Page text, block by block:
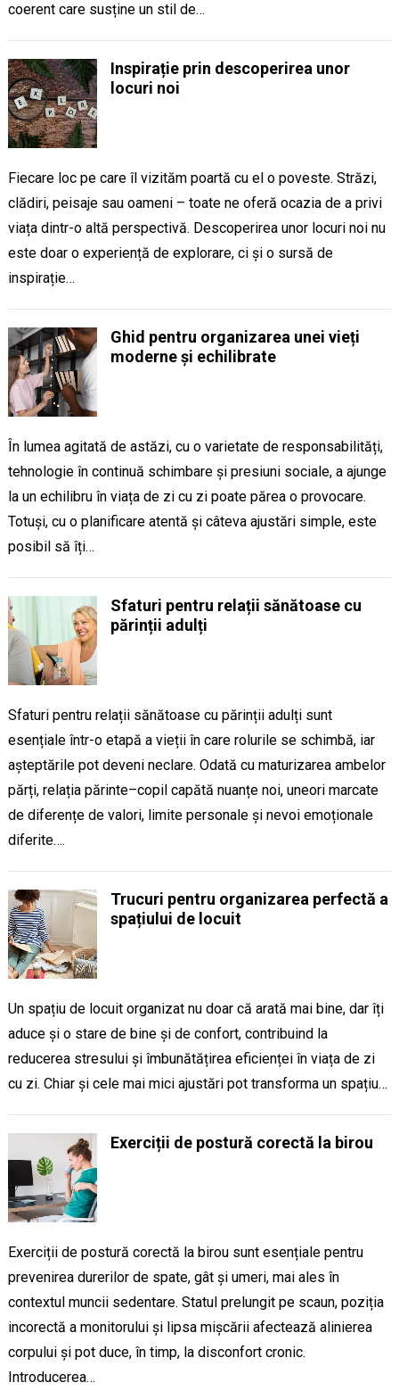
coerent care susține un stil de…
Inspirație prin descoperirea unor
locuri noi
Fiecare loc pe care îl vizităm poartă cu el o poveste. Străzi,
clădiri, peisaje sau oameni – toate ne oferă ocazia de a privi
viața dintr-o altă perspectivă. Descoperirea unor locuri noi nu
este doar o experiență de explorare, ci și o sursă de
inspirație…
Ghid pentru organizarea unei vieți
moderne și echilibrate
În lumea agitată de astăzi, cu o varietate de responsabilități,
tehnologie în continuă schimbare și presiuni sociale, a ajunge
la un echilibru în viața de zi cu zi poate părea o provocare.
Totuși, cu o planificare atentă și câteva ajustări simple, este
posibil să îți…
Sfaturi pentru relații sănătoase cu
părinții adulți
Sfaturi pentru relații sănătoase cu părinții adulți sunt
esențiale într-o etapă a vieții în care rolurile se schimbă, iar
așteptările pot deveni neclare. Odată cu maturizarea ambelor
părți, relația părinte–copil capătă nuanțe noi, uneori marcate
de diferențe de valori, limite personale și nevoi emoționale
diferite….
Trucuri pentru organizarea perfectă a
spațiului de locuit
Un spațiu de locuit organizat nu doar că arată mai bine, dar îți
aduce și o stare de bine și de confort, contribuind la
reducerea stresului și îmbunătățirea eficienței în viața de zi
cu zi. Chiar și cele mai mici ajustări pot transforma un spațiu…
Exerciții de postură corectă la birou
Exerciții de postură corectă la birou sunt esențiale pentru
prevenirea durerilor de spate, gât și umeri, mai ales în
contextul muncii sedentare. Statul prelungit pe scaun, poziția
incorectă a monitorului și lipsa mișcării afectează alinierea
corpului și pot duce, în timp, la disconfort cronic.
Introducerea…